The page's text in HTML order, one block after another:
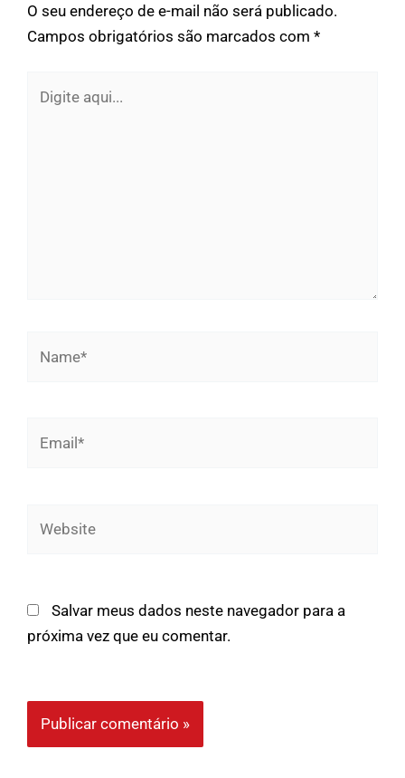
O seu endereço de e-mail não será publicado.
Campos obrigatórios são marcados com *
aqui...
Salvar meus dados neste navegador para a
próxima vez que eu comentar.